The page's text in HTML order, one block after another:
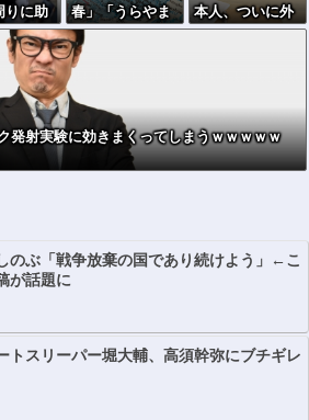
りに助
父親
ホを向
プレ稼
人
春」「うらやま
しい」「アニメ
の世界が現実
に」
本人、ついに外
国人受け入れ拒
発射実験に効きまくってしまうｗｗｗｗｗ
のぶ「戦争放棄の国であり続けよう」←こ
が話題に
トスリーパー堀大輔、高須幹弥にブチギレ